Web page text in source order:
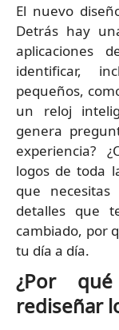
El nuevo
Detrás hay
aplicaciones
identificar,
pequeños,
un reloj
genera
experiencia?
logos de toda
que
detalles que
cambiado, por
tu día a día.
¿Por
rediseñar